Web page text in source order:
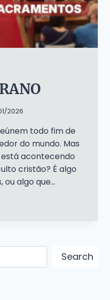
2026
todo fim de
do mundo. Mas
acontecendo
cristão? É algo
ou algo que…
Search